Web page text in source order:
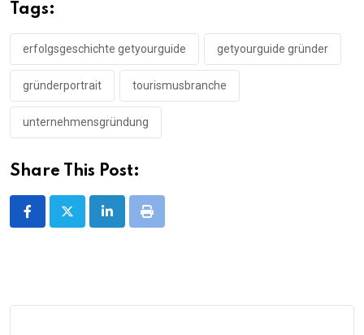
Tags:
erfolgsgeschichte getyourguide getyourguide gründer
gründerportrait tourismusbranche
unternehmensgründung
Share This Post:
LinkedInPrint